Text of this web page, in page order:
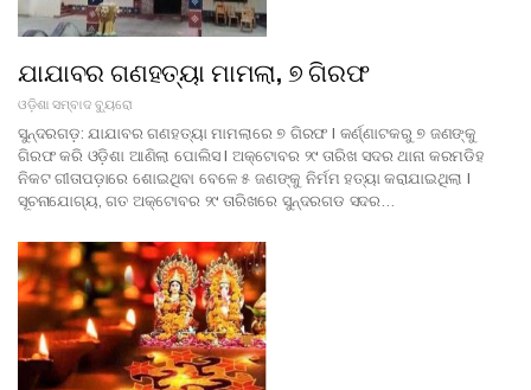
ଯାଯାବର ଗଣହତ୍ୟା ମାମଲା, ୭ ଗିରଫ
ଓଡ଼ିଶା ସମ୍ବାଦ ବ୍ୟୁରୋ
ସୁନ୍ଦରଗଡ଼: ଯାଯାବର ଗଣହତ୍ୟା ମାମଲାରେ ୭ ଗିରଫ l କର୍ଣ୍ଣାଟକରୁ ୭ ଜଣଙ୍କୁ
ଗିରଫ କରି ଓଡ଼ିଶା ଆଣିଲା ପୋଲିସ l ଅକ୍ଟୋବର ୨୯ ତାରିଖ ସଦର ଥାନା କରମଡିହ
ନିକଟ ଗୀତାପଡ଼ାରେ ଶୋଇଥିବା ବେଳେ ୫ ଜଣଙ୍କୁ ନିର୍ମମ ହତ୍ୟା କରାଯାଇଥିଲା l
ସୂଚନାଯୋଗ୍ୟ, ଗତ ଅକ୍ଟୋବର ୨୯ ତାରିଖରେ ସୁନ୍ଦରଗଡ ସଦର…